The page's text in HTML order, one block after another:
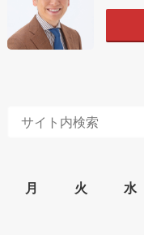
月
火 水